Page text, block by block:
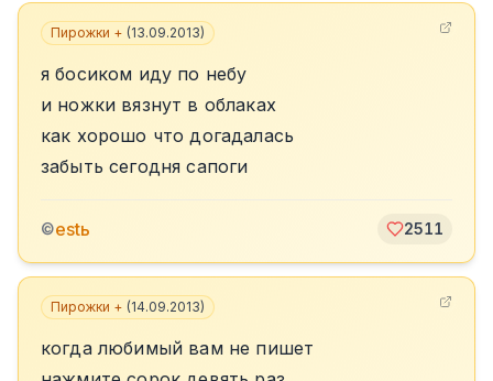
Пирожки + (13.09.2013)
я босиком иду по небу
и ножки вязнут в облаках
как хорошо что догадалась
забыть сегодня сапоги
©estь 2511
Пирожки + (14.09.2013)
когда любимый вам не пишет